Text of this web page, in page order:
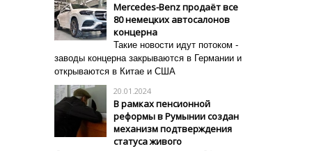
Mercedes-Benz продаёт все
80 немецких автосалонов
концерна
Такие новости идут потоком -
заводы концерна закрываются в Германии и
открываются в Китае и США
20.01.2024
В рамках пенсионной
реформы в Румынии создан
механизм подтверждения
статуса живого